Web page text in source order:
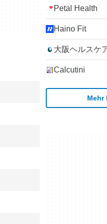
Petal Health
Haino Fit
大阪ヘルスケ
Calcutini
Mehr